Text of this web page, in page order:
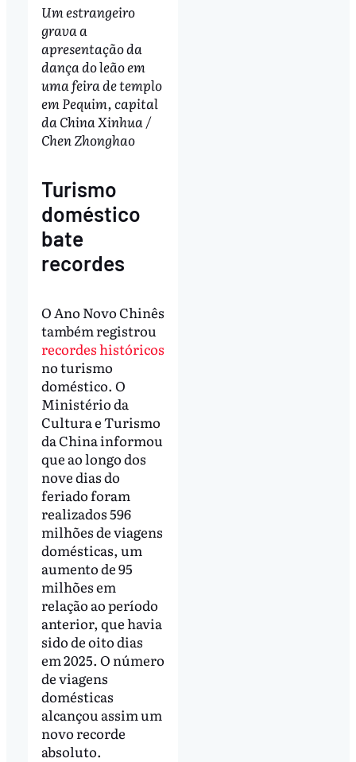
Um estrangeiro
grava a
apresentação da
dança do leão em
uma feira de templo
em Pequim, capital
da China Xinhua /
Chen Zhonghao
Turismo
doméstico
bate
recordes
O Ano Novo Chinês
também registrou
recordes históricos
no turismo
doméstico. O
Ministério da
Cultura e Turismo
da China informou
que ao longo dos
nove dias do
feriado foram
realizados 596
milhões de viagens
domésticas, um
aumento de 95
milhões em
relação ao período
anterior, que havia
sido de oito dias
em 2025. O número
de viagens
domésticas
alcançou assim um
novo recorde
absoluto.